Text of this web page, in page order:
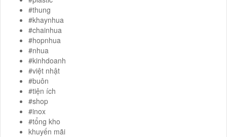
#thung
#khaynhua
#chainhua
#hopnhua
#nhua
#kinhdoanh
#việt nhật
#buôn
#tiện ích
#shop
#inox
#tổng kho
khuyến mãi